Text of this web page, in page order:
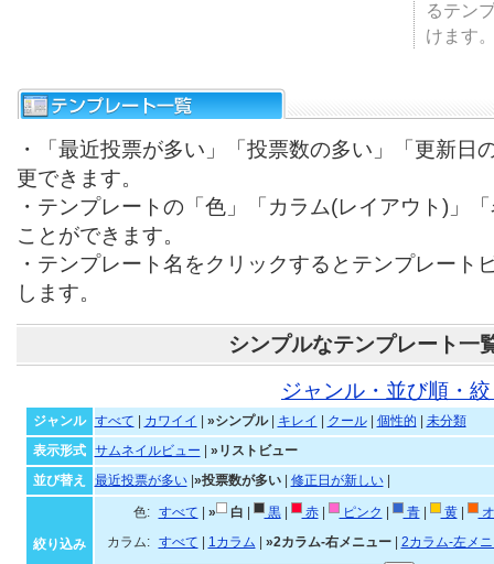
るテン
けます
・「最近投票が多い」「投票数の多い」「更新日
更できます。
・テンプレートの「色」「カラム(レイアウト)」
ことができます。
・テンプレート名をクリックするとテンプレート
します。
シンプルなテンプレート一
ジャンル・並び順・
ジャンル すべて カワイイ »シンプル| キレイ クール| 個性的
未分類
表示形式
サムネイルビュー
»リストビュー
並び替え
最近投票が多い| »投票数が多い| 修正日が新しい|
絞り込み
色: すべて » 白 黒| 赤| ピンク 青| 黄|
カラム:
すべて 1カラム »2カラム-右メニュー| 2カラム-左メ